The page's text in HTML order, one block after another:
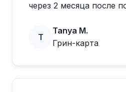
через 2 месяца после
T
Tanya M.
Грин-карта